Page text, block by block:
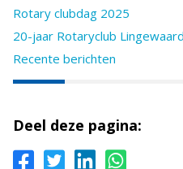
Rotary clubdag 2025
20-jaar Rotaryclub
Recente berichten
Deel deze pagina: